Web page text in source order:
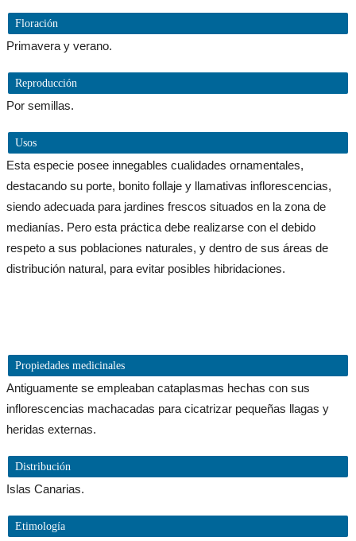
Floración
Primavera y verano.
Reproducción
Por semillas.
Usos
Esta especie posee innegables cualidades ornamentales,
destacando su porte, bonito follaje y llamativas inflorescencias,
siendo adecuada para jardines frescos situados en la zona de
medianías. Pero esta práctica debe realizarse con el debido
respeto a sus poblaciones naturales, y dentro de sus áreas de
distribución natural, para evitar posibles hibridaciones.
Propiedades medicinales
Antiguamente se empleaban cataplasmas hechas con sus
inflorescencias machacadas para cicatrizar pequeñas llagas y
heridas externas.
Distribución
Islas Canarias.
Etimología